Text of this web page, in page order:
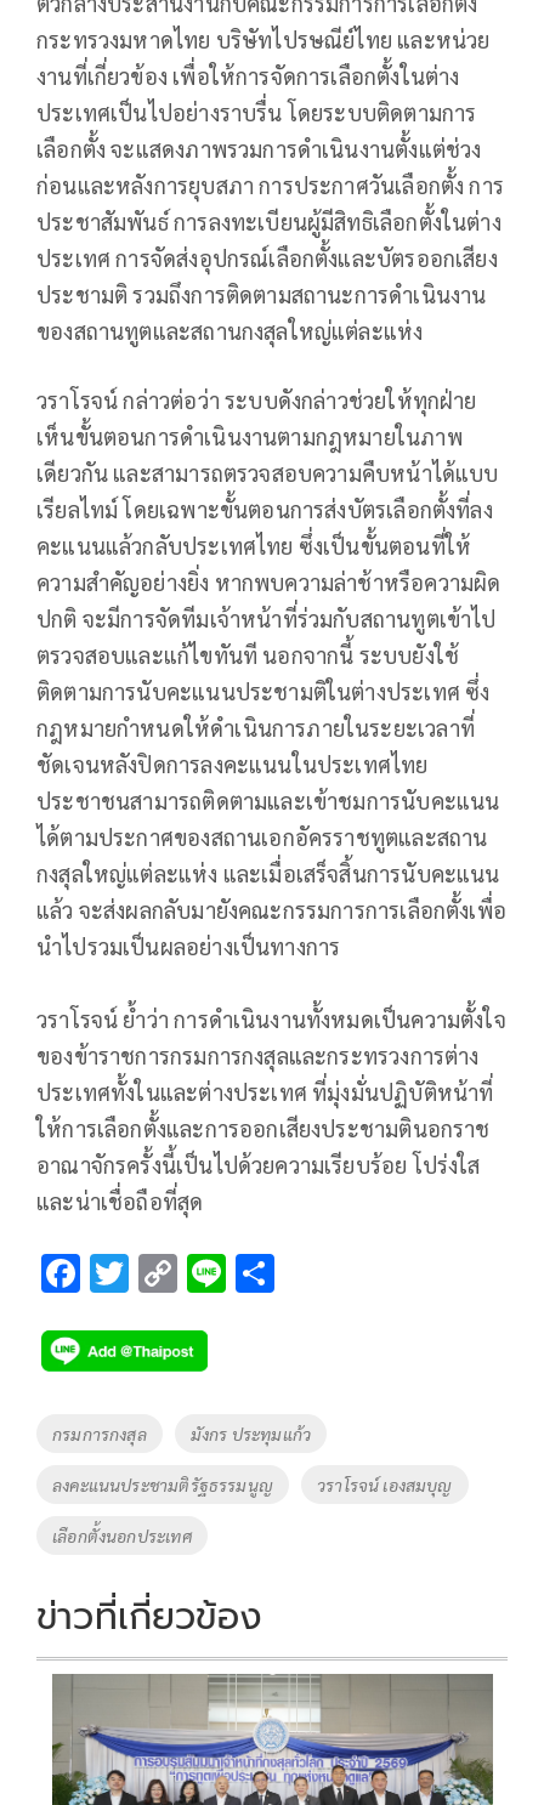
กระทรวงมหาดไทย บริษัทไปรษณีย์ไทย และหน่วย
งานที่เกี่ยวข้อง เพื่อให้การจัดการเลือกตั้งในต่าง
ประเทศเป็นไปอย่างราบรื่น โดยระบบติดตามการ
เลือกตั้ง จะแสดงภาพรวมการดำเนินงานตั้งแต่ช่วง
ก่อนและหลังการยุบสภา การประกาศวันเลือกตั้ง การ
ประชาสัมพันธ์ การลงทะเบียนผู้มีสิทธิเลือกตั้งในต่าง
ประเทศ การจัดส่งอุปกรณ์เลือกตั้งและบัตรออกเสียง
ประชามติ รวมถึงการติดตามสถานะการดำเนินงาน
ของสถานทูตและสถานกงสุลใหญ่แต่ละแห่ง
วราโรจน์ กล่าวต่อว่า ระบบดังกล่าวช่วยให้ทุกฝ่าย
เห็นขั้นตอนการดำเนินงานตามกฎหมายในภาพ
เดียวกัน และสามารถตรวจสอบความคืบหน้าได้แบบ
เรียลไทม์ โดยเฉพาะขั้นตอนการส่งบัตรเลือกตั้งที่ลง
คะแนนแล้วกลับประเทศไทย ซึ่งเป็นขั้นตอนที่ให้
ความสำคัญอย่างยิ่ง หากพบความล่าช้าหรือความผิด
ปกติ จะมีการจัดทีมเจ้าหน้าที่ร่วมกับสถานทูตเข้าไป
ตรวจสอบและแก้ไขทันที นอกจากนี้ ระบบยังใช้
ติดตามการนับคะแนนประชามติในต่างประเทศ ซึ่ง
กฎหมายกำหนดให้ดำเนินการภายในระยะเวลาที่
ชัดเจนหลังปิดการลงคะแนนในประเทศไทย
ประชาชนสามารถติดตามและเข้าชมการนับคะแนน
ได้ตามประกาศของสถานเอกอัครราชทูตและสถาน
กงสุลใหญ่แต่ละแห่ง และเมื่อเสร็จสิ้นการนับคะแนน
แล้ว จะส่งผลกลับมายังคณะกรรมการการเลือกตั้งเพื่อ
นำไปรวมเป็นผลอย่างเป็นทางการ
วราโรจน์ ย้ำว่า การดำเนินงานทั้งหมดเป็นความตั้งใจ
ของข้าราชการกรมการกงสุลและกระทรวงการต่าง
ประเทศทั้งในและต่างประเทศ ที่มุ่งมั่นปฏิบัติหน้าที่
ให้การเลือกตั้งและการออกเสียงประชามตินอกราช
อาณาจักรครั้งนี้เป็นไปด้วยความเรียบร้อย โปร่งใส
และน่าเชื่อถือที่สุด
F
e
b
o
k
T
tt
er
C
p
y
Li
n
k
Li
Tags
กรมการกงสุล มังกร ประทุมแก้ว
ลงคะแนนประชามติรัฐธรรมนูญ วราโรจน์ เองสมบุญ
เลือกตั้งนอกประเทศ
ข่าวที่เกี่ยวข้อง